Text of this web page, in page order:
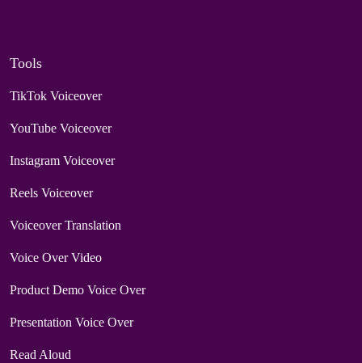
Tools
TikTok Voiceover
YouTube Voiceover
Instagram Voiceover
Reels Voiceover
Voiceover Translation
Voice Over Video
Product Demo Voice Over
Presentation Voice Over
Read Aloud